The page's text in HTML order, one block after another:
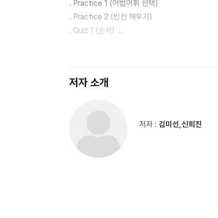
내신 대비는 반복이 생명이다.
그래서 모의고사 워크북을 만들었습니다. 마
(해석 있음) → 어법 (해석 없음) → 빈칸 (해석
모의고사 지문을 8번 반복하여 접할 수 있는 문
풀어볼 문제가 교과서에 비해 턱없이 부족한데,
. Practice 1 (어법어휘 선택)
. Practice 2 (빈칸 채우기)
. Quiz 1 (순서)
. Quiz 5 (주관식 서술형 변형)
저자 소개
저자 : 김미선,신희진